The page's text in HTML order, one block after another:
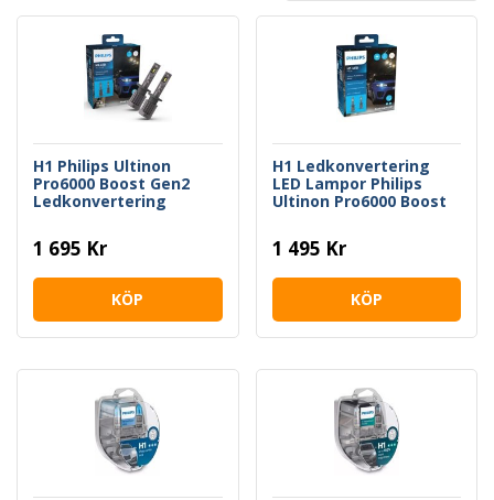
H1 Philips Ultinon
Pro6000 Boost Gen2
Ledkonvertering
1 695 Kr
KÖP
H1 Ledkonvertering
LED Lampor Philips
Ultinon Pro6000 Boost
1 495 Kr
KÖP